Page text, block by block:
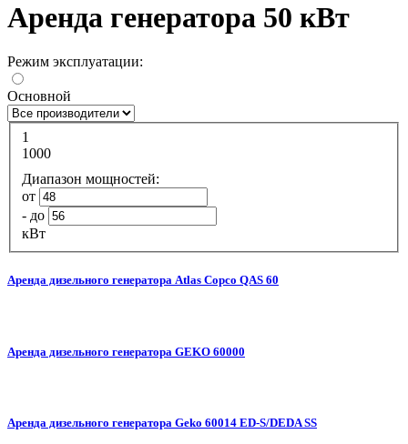
Аренда генератора 50 кВт
Режим эксплуатации:
Основной
1
1000
Диапазон мощностей:
от
- до
кВт
Аренда дизельного генератора Atlas Copco QAS 60
Аренда дизельного генератора GEKO 60000
Аренда дизельного генератора Geko 60014 ED-S/DEDA SS